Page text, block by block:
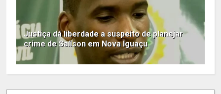
Justiça dá liberdade a suspeito de planejar
crime de Saílson em Nova Iguaçu